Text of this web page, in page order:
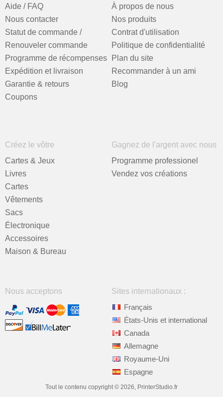
Aide / FAQ
Nous contacter
Statut de commande /
Renouveler commande
Programme de récompenses
Expédition et livraison
Garantie & retours
Coupons
À propos de nous
Nos produits
Contrat d'utilisation
Politique de confidentialité
Plan du site
Recommander à un ami
Blog
Créez le vôtre
Cartes & Jeux
Livres
Cartes
Vêtements
Sacs
Électronique
Accessoires
Maison & Bureau
Gagnez de l'argent avec nous
Programme professionel
Vendez vos créations
Nous acceptons
Sites internationaux :
Français
États-Unis et international
Canada
Allemagne
Royaume-Uni
Espagne
Tout le contenu copyright © 2026, PrinterStudio.fr